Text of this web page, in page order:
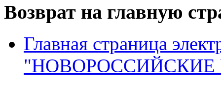
Возврат на главную
Главная страница
"НОВОРОССИЙСКИЕ